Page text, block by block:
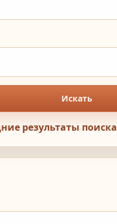
Искать
результаты поиска